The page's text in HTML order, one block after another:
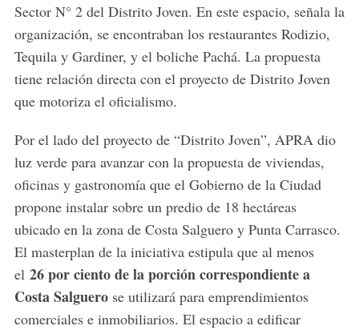
Sector N° 2 del Distrito Joven. En este espacio, señala la
organización, se encontraban los restaurantes Rodizio,
Tequila y Gardiner, y el boliche Pachá. La propuesta
tiene relación directa con el proyecto de Distrito Joven
que motoriza el oficialismo.
Por el lado del proyecto de “Distrito Joven”, APRA dio
luz verde para avanzar con la propuesta de viviendas,
oficinas y gastronomía que el Gobierno de la Ciudad
propone instalar sobre un predio de 18 hectáreas
ubicado en la zona de Costa Salguero y Punta Carrasco.
El masterplan de la iniciativa estipula que al menos
el 26 por ciento de la porción correspondiente a
Costa Salguerose utilizará para emprendimientos
comerciales e inmobiliarios. El espacio a edificar